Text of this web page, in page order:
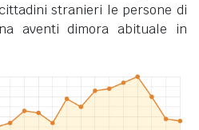
stranieri le persone di
aventi dimora abituale in